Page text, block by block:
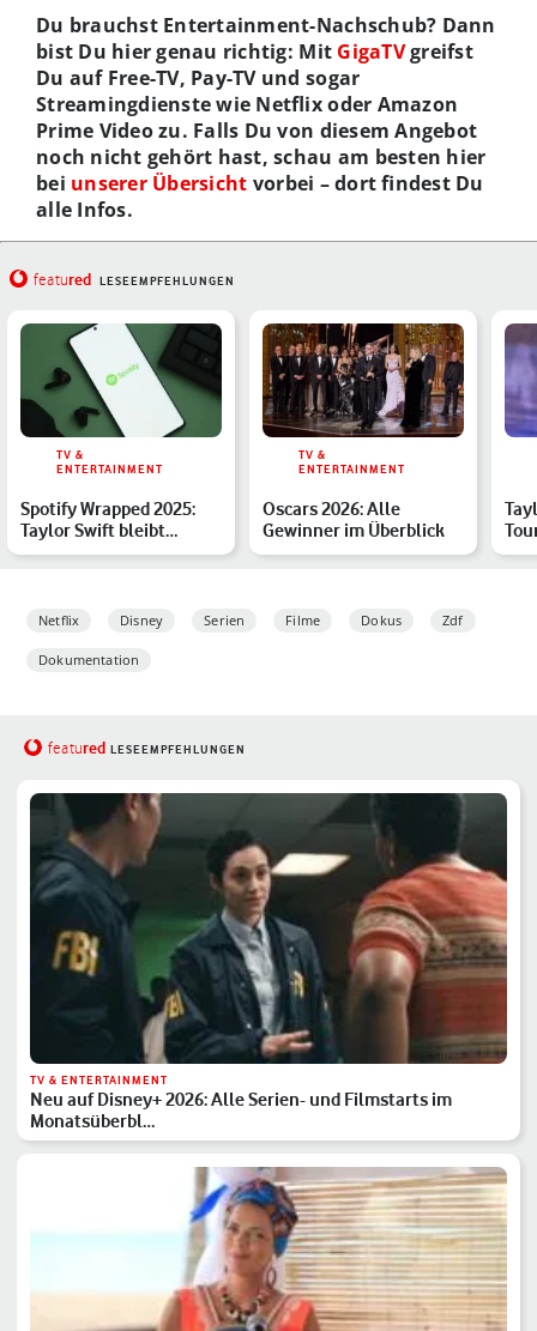
Du brauchst Entertainment-Nachschub? Dann
bist Du hier genau richtig: Mit GigaTVgreifst
Du auf Free-TV, Pay-TV und sogar
Streamingdienste wie Netflix oder Amazon
Prime Video zu. Falls Du von diesem Angebot
noch nicht gehört hast, schau am besten hier
bei unserer Übersicht vorbei – dort findest Du
alle Infos.
featured LESEEMPFEHLUNGEN
TV &
ENTERTAINMENT
Spotify Wrapped 2025:
Taylor Swift bleibt
Nummer 1 – zumindest
TV &
ENTERTAINMENT
Oscars 2026: Alle
Gewinner im Überblick
der
Netflix Disney Serien Filme Dokus Zdf
Dokumentation
featured LESEEMPFEHLUNGEN
TV & ENTERTAINMENT
Neu auf Disney+ 2026: Alle Serien- und Filmstarts im
Monatsüberbl…